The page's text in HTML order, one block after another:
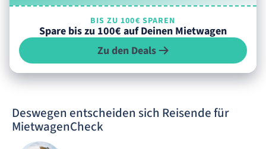
BIS ZU 100€ SPAREN
Spare bis zu 100€ auf Deinen Mietwagen
Zu den Deals
Deswegen entscheiden sich Reisende für
MietwagenCheck